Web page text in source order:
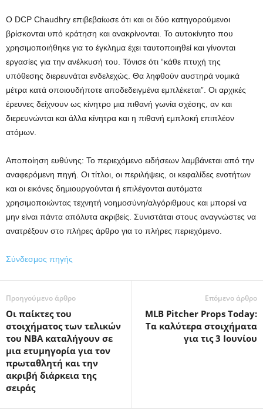
Ο DCP Chaudhry επιβεβαίωσε ότι και οι δύο κατηγορούμενοι
βρίσκονται υπό κράτηση και ανακρίνονται. Το αυτοκίνητο που
χρησιμοποιήθηκε για το έγκλημα έχει ταυτοποιηθεί και γίνονται
εργασίες για την ανέλκυσή του. Τόνισε ότι “κάθε πτυχή της
υπόθεσης διερευνάται ενδελεχώς. Θα ληφθούν αυστηρά νομικά
μέτρα κατά οποιουδήποτε αποδεδειγμένα εμπλέκεται”. Οι αρχικές
έρευνες δείχνουν ως κίνητρο μια πιθανή γωνία σχέσης, αν και
διερευνώνται και άλλα κίνητρα και η πιθανή εμπλοκή επιπλέον
ατόμων.
Αποποίηση ευθύνης: Το περιεχόμενο ειδήσεων λαμβάνεται από την
αναφερόμενη πηγή. Οι τίτλοι, οι περιλήψεις, οι κεφαλίδες ενοτήτων
και οι εικόνες δημιουργούνται ή επιλέγονται αυτόματα
χρησιμοποιώντας τεχνητή νοημοσύνη/αλγόριθμους και μπορεί να
μην είναι πάντα απόλυτα ακριβείς. Συνιστάται στους αναγνώστες να
ανατρέξουν στο πλήρες άρθρο για το πλήρες περιεχόμενο.
Σύνδεσμος πηγής
Προηγούμενο άρθρο
Οι παίκτες του
στοιχήματος των τελικών
του NBA καταλήγουν σε
μια ετυμηγορία για τον
πρωταθλητή και την
ακριβή διάρκεια της
σειράς
Επόμενο άρθρο
MLB Pitcher Props Today:
Τα καλύτερα στοιχήματα
για τις 3 Ιουνίου